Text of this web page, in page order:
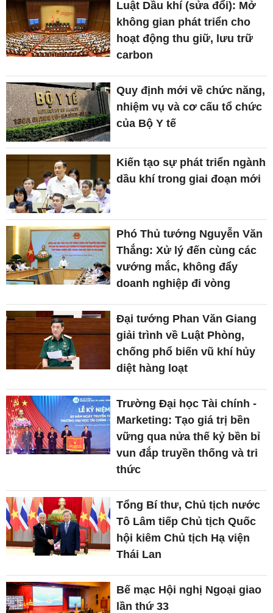
Luật Dầu khí (sửa đổi): Mở
không gian phát triển cho
hoạt động thu giữ, lưu trữ
carbon
Quy định mới về chức năng,
nhiệm vụ và cơ cấu tổ chức
của Bộ Y tế
Kiến tạo sự phát triển ngành
dầu khí trong giai đoạn mới
Phó Thủ tướng Nguyễn Văn
Thắng: Xử lý đến cùng các
vướng mắc, không đẩy
doanh nghiệp đi vòng
Đại tướng Phan Văn Giang
giải trình về Luật Phòng,
chống phổ biến vũ khí hủy
diệt hàng loạt
Trường Đại học Tài chính -
Marketing: Tạo giá trị bền
vững qua nửa thế kỷ bền bỉ
vun đắp truyền thống và tri
thức
Tổng Bí thư, Chủ tịch nước
Tô Lâm tiếp Chủ tịch Quốc
hội kiêm Chủ tịch Hạ viện
Thái Lan
Bế mạc Hội nghị Ngoại giao
lần thứ 33